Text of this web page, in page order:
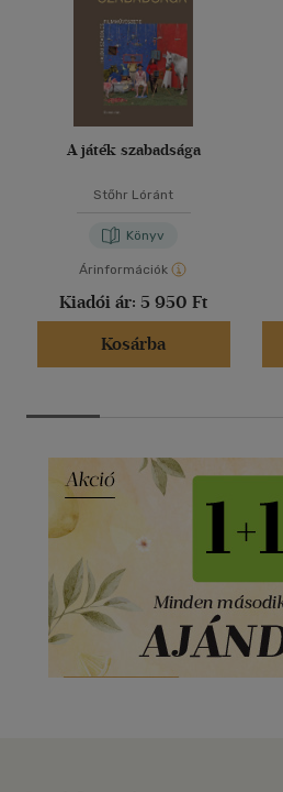
A játék szabadsága
Stőhr Lóránt
Könyv
Árinformációk
Kiadói ár: 5 950 Ft
Kosárba